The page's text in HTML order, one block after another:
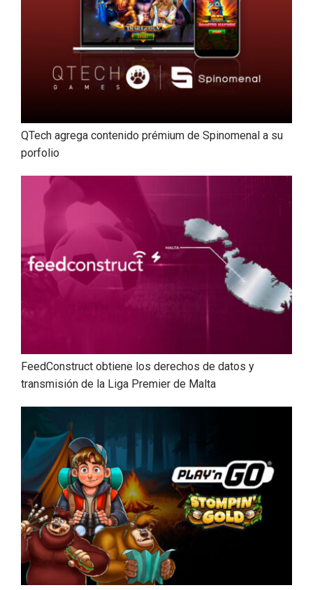
QTech agrega contenido prémium de Spinomenal a su
porfolio
FeedConstruct obtiene los derechos de datos y
transmisión de la Liga Premier de Malta